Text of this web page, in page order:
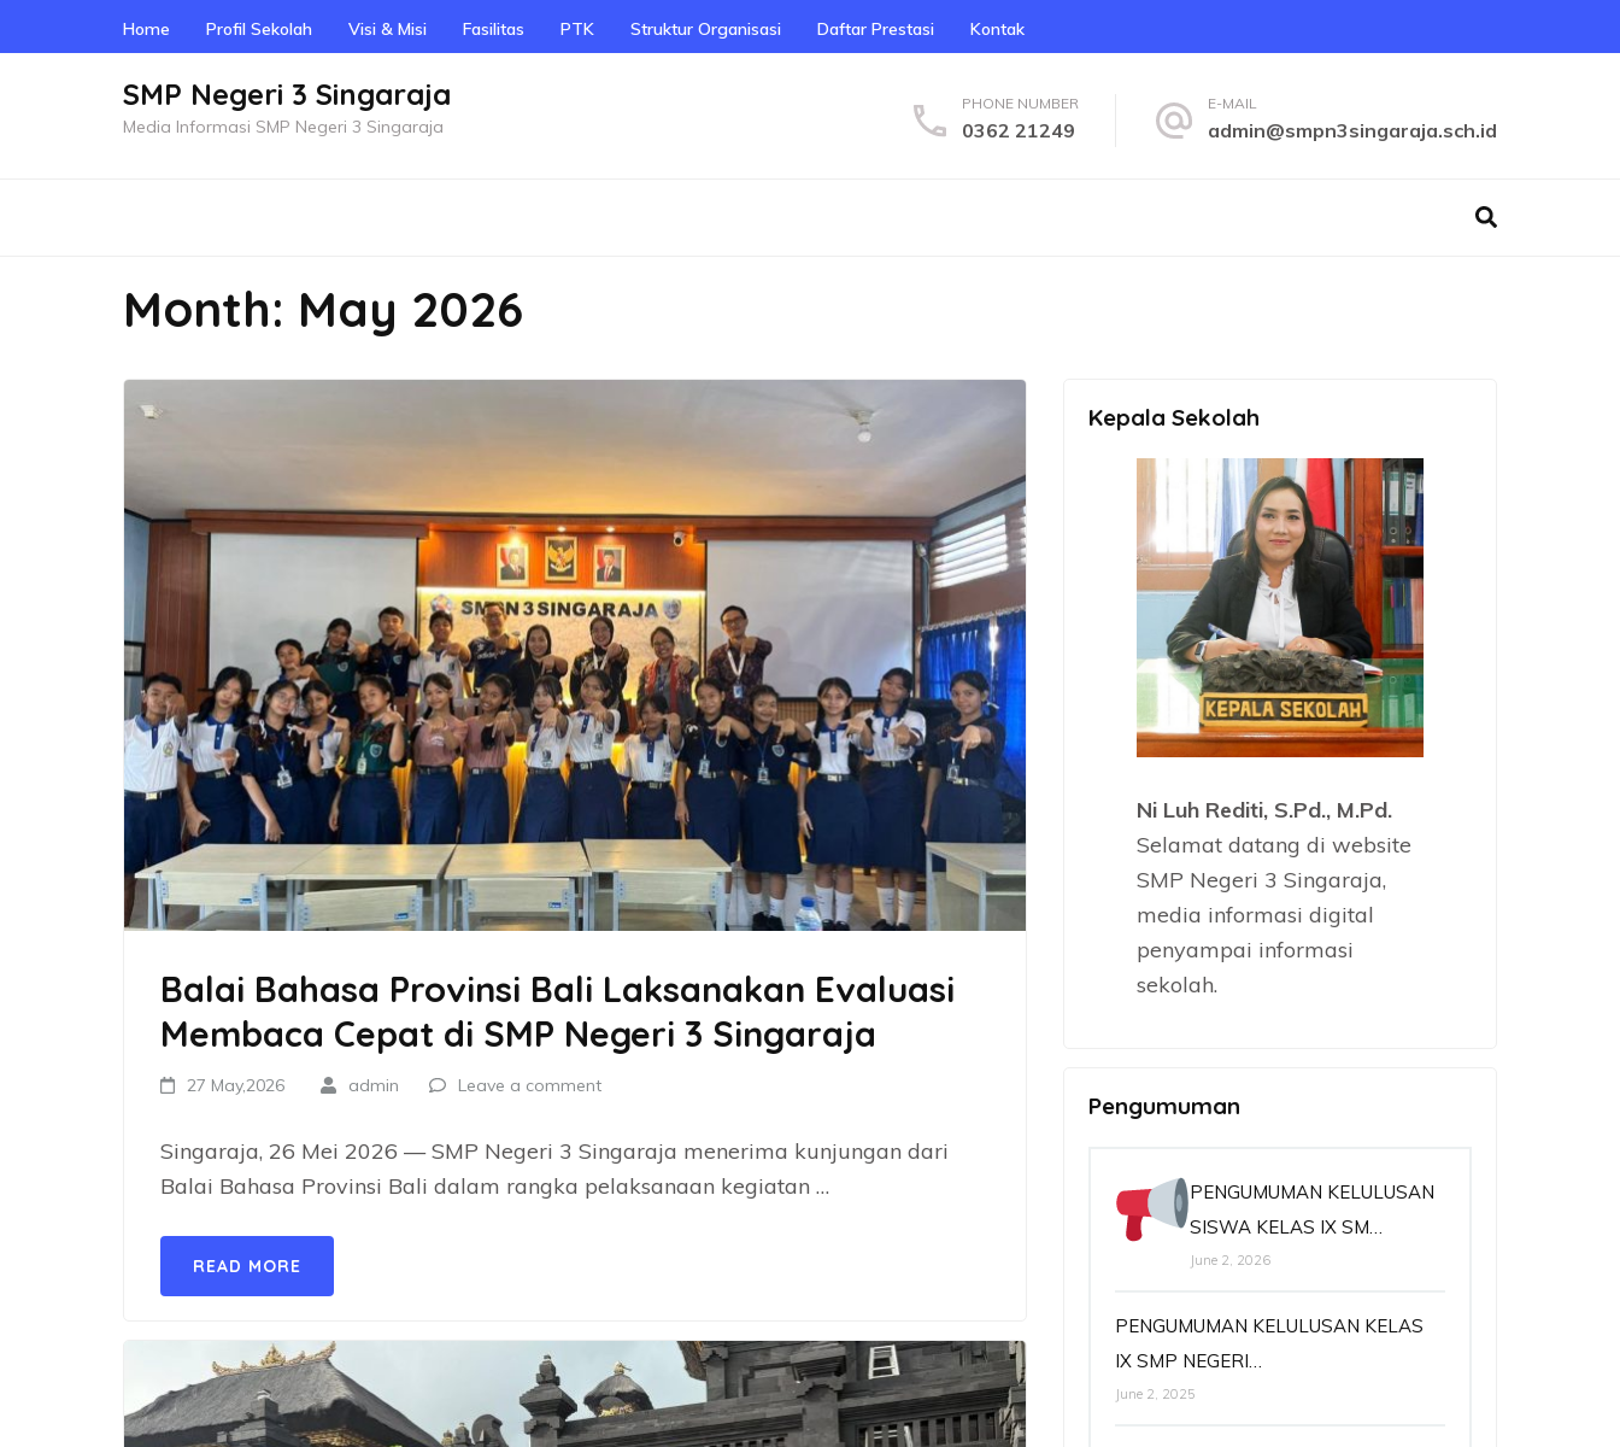
to
Home Profil Sekolah Visi & Misi Fasilitas PTK Struktur Organisasi Daftar Prestasi Kontak
SMP Negeri 3 Singaraja
Media Informasi SMP Negeri 3 Singaraja
PHONE NUMBER
0362 21249
E-MAIL
admin@smpn3singaraja.sch.id
Month: May 2026
Balai Bahasa Provinsi Bali Laksanakan Evaluasi
Membaca Cepat di SMP Negeri 3 Singaraja
27 May,2026 admin Leave a comment
Singaraja, 26 Mei 2026 — SMP Negeri 3 Singaraja menerima kunjungan dari
Balai Bahasa Provinsi Bali dalam rangka pelaksanaan kegiatan …
READ MORE
Kepala Sekolah
Ni Luh Rediti, S.Pd., M.Pd.
Selamat datang di website
SMP Negeri 3 Singaraja,
media informasi digital
penyampai informasi
sekolah.
Pengumuman
PENGUMUMAN KELULUSAN
SISWA KELAS IX SM…
June 2, 2026
PENGUMUMAN KELULUSAN KELAS
IX SMP NEGERI…
June 2, 2025